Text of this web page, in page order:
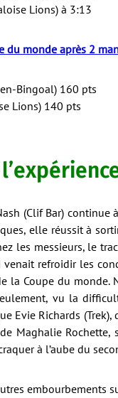
Lions) à 3:13
du monde après 2
Bingoal) 160 pts
Lions) 140 pts
(Clif Bar)
elle réussit à
les messieurs, le
refroidir les
la Coupe du monde.
vu la
Evie Richards
Maghalie
à l’aube du
embourbements